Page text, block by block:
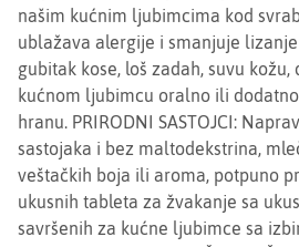
našim kućnim ljubimcima kod
ublažava alergije i smanjuje
gubitak kose, loš zadah, suvu
kućnom ljubimcu oralno ili
hranu. PRIRODNI SASTOJCI:
sastojaka i bez maltodekstrina,
veštačkih boja ili aroma, potpuno
ukusnih tableta za žvakanje sa
savršenih za kućne ljubimce sa